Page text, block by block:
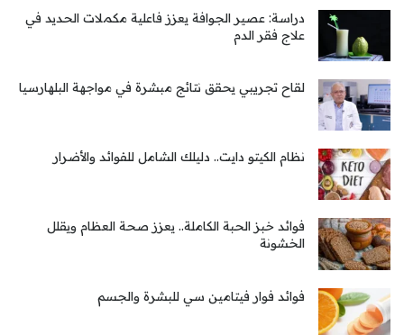
دراسة: عصير الجوافة يعزز فاعلية مكملات الحديد في
علاج فقر الدم
لقاح تجريبي يحقق نتائج مبشرة في مواجهة البلهارسيا
نظام الكيتو دايت.. دليلك الشامل للفوائد والأضرار
فوائد خبز الحبة الكاملة.. يعزز صحة العظام ويقلل
الخشونة
فوائد فوار فيتامين سي للبشرة والجسم